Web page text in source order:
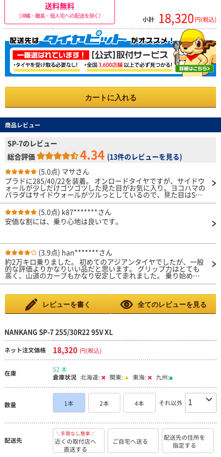
送料無料
（沖縄・離島・個人宅への配送を除く） 小計 18,320 円(税込)
カートに入れる
商品レビュー
SP-7のレビュー
総合評価
4.34 (13件のレビューを見る)
(5.0点) マサさん
プラドに285/40/22を装着。 オンロードタイヤですが、サイドウ
ォールが少しだけゴツゴツした見た目がお気に入り。ヨコハマの
パラダはサイドウォールがツルっとしているので、見た目はSP7
が好き。 サイズもバッチリ。 ローダウンして、22インチ、問題
なく走行できます。 全切りしてもインナー、アッパーアームな
どにも干渉しません。 ロードノイズも気にならないし、ウェッ
トも不安感じることはないかな。そもそもスピード出さないから
なりません。 ８ヶ月、6000km走行しました。 今後、耐久性や
バーストが心配ですが。 この値段でこの品質なら満足です。
(5.0点) k87*******さん
安価な割には、乗り心地は良いです。
(3.9点) han*******さん
約2万キロ乗りました。 初めてのアジアンタイヤでしたが、一般
的な評価よりかなりいい品だと思います。 グリップ力はとても
高く、山道のカーブもかなり安定して走れました。 乗り始めて1
万キロくらいまではウェット性能もいいのですが、過ぎたくらい
少なくなっても落ちが若干少ないのは国産かなとは感じました。
60km/h超えるとエンジン音よりロードノイズの方が勝つように
なります。 そのため、決して静かとは言えませんが、私は品の
あるロードノイズだと感じ、個人的には好きでした。 燃費はそ
ンダーHTよりは落ちた気がします（グリップ力は向上したため
その影響かと…）。 この値段でこのクオリティは大変コスパが
いいと思います。 大変いいお買い物でした。 次はSP-9を履いて
みる予定です。
レビューを書く 全てのレビューを見る
NANKANG SP-7 255/30R22 95V XL
ネット注文価格 18,320 円(税込)
在庫
52 本
倉庫状況 北海道: 関東: 東海: 九州:
数量 1本 2本 4本 それ以外
配送先
＼手間なし簡単／
近くの取付店へ
直送する
ご自宅へ送る
配送先の住所を
指定する